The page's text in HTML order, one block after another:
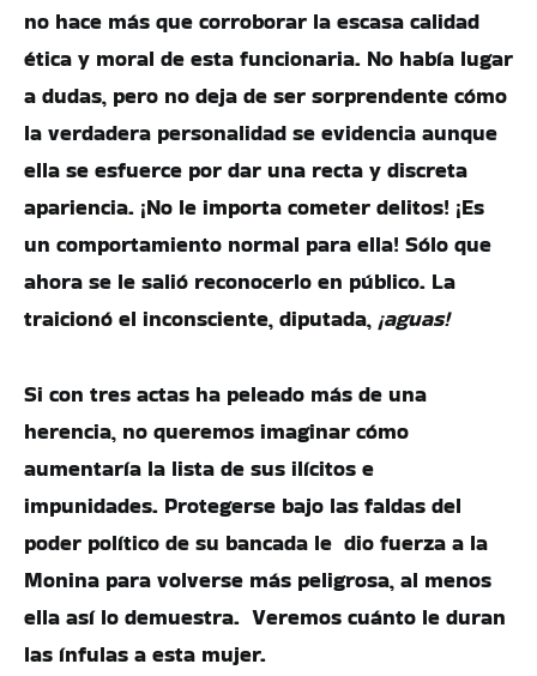
no hace más que corroborar la escasa calidad
ética y moral de esta funcionaria. No había lugar
a dudas, pero no deja de ser sorprendente cómo
la verdadera personalidad se evidencia aunque
ella se esfuerce por dar una recta y discreta
apariencia. ¡No le importa cometer delitos! ¡Es
un comportamiento normal para ella! Sólo que
ahora se le salió reconocerlo en público. La
traicionó el inconsciente, diputada, ¡aguas!
Si con tres actas ha peleado más de una
herencia, no queremos imaginar cómo
aumentaría la lista de sus ilícitos e
impunidades. Protegerse bajo las faldas del
poder político de su bancada le dio fuerza a la
Monina para volverse más peligrosa, al menos
ella así lo demuestra. Veremos cuánto le duran
las ínfulas a esta mujer.